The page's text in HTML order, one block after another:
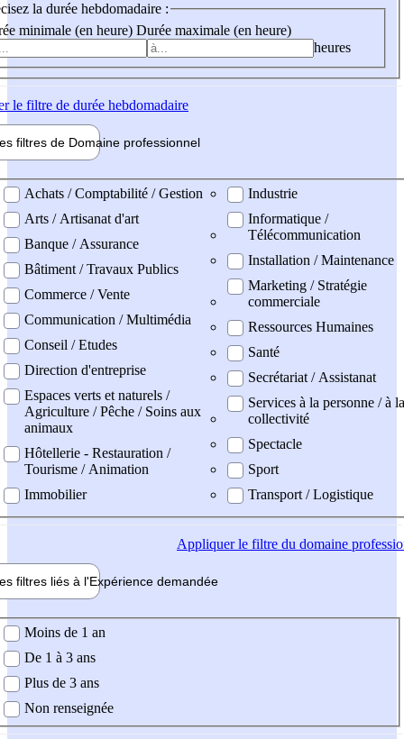
la durée hebdomadaire :
minimale (en heure) Durée maximale (en heure)
heures
le filtre de durée hebdomadaire
filtres de Domaine professionnel
professionel
Achats / Comptabilité / Gestion
Arts / Artisanat d'art
Banque / Assurance
Bâtiment / Travaux Publics
Commerce / Vente
Communication / Multimédia
Conseil / Etudes
Direction d'entreprise
Espaces verts et naturels /
Agriculture / Pêche / Soins aux
animaux
Hôtellerie - Restauration /
Tourisme / Animation
Immobilier
Industrie
Informatique /
Télécommunication
Installation / Maintenance
Marketing / Stratégie
commerciale
Ressources Humaines
Santé
Secrétariat / Assistanat
Services à la personne / à la
collectivité
Spectacle
Sport
Transport / Logistique
Appliquerle filtre du domaine
filtres liés à l'Expérience demandée
demandée
Moins de 1 an
De 1 à 3 ans
Plus de 3 ans
Non renseignée